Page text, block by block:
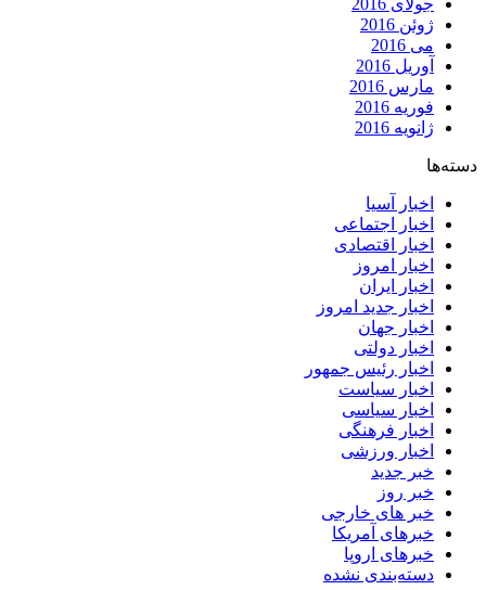
ژوئن 2016
می 2016
آوریل 2016
مارس 2016
فوریه 2016
ژانویه 2016
دسته‌ها
اخبار آسیا
اخبار اجتماعی
اخبار اقتصادی
اخبار امروز
اخبار ایران
اخبار جدید امروز
اخبار جهان
اخبار دولتی
اخبار رئیس جمهور
اخبار سیاست
اخبار سیاسی
اخبار فرهنگی
اخبار ورزشی
خبر جدید
خبر روز
خبر های خارجی
خبرهای آمریکا
خبرهای اروپا
دسته‌بندی نشده